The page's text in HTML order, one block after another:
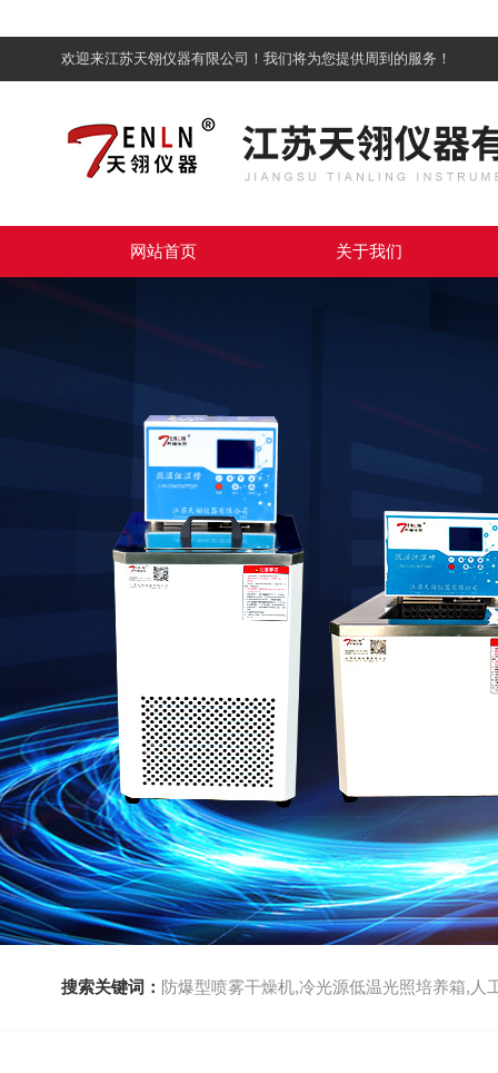
欢迎来江苏天翎仪器有限公司！我们将为您提供周到的服务！
网站首页 关于我们
搜索关键词： 防爆型喷雾干燥机,冷光源低温光照培养箱,人